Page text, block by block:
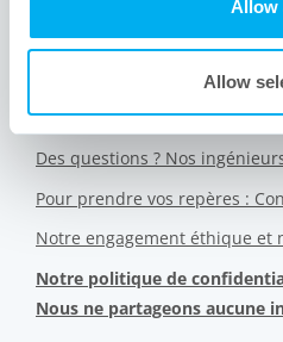
Allow
Allow
Vous découvrez Meissner ?
Êtes-vous intéressé(e) par
nos produits s’adressent ?
Des questions ? Nos
Pour prendre vos repères :
Notre engagement éthique et
Notre politique de
Nous ne partageons aucune